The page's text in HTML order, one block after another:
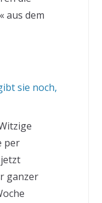
aus dem
sie noch,
per
ganzer